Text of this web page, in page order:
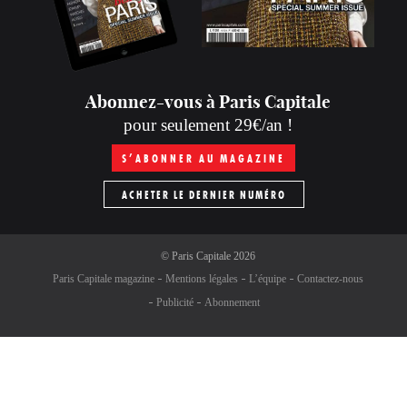
Abonnez-vous à Paris Capitale
pour seulement 29€/an !
S’ABONNER AU MAGAZINE
ACHETER LE DERNIER NUMÉRO
© Paris Capitale2026
Paris Capitale magazine
Mentions légales L’équipe
Contactez-nous
Publicité
Abonnement